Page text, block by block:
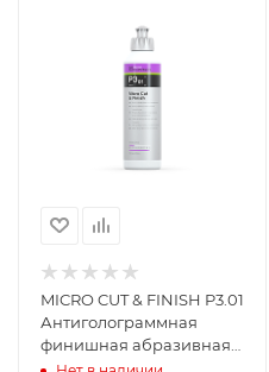
MICRO CUT & FINISH P3.01
Антиголограммная
финишная абразивная
паста с воском карнауба